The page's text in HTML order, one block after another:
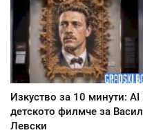
Изкуство за 10 минути: AI
детското филмче за Васил
Левски